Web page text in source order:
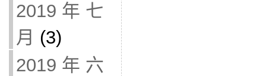
2019 年 七
月 (3)
2019 年 六